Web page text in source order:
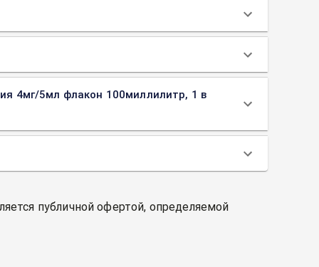
4мг/5мл флакон 100миллилитр, 1 в
публичной офертой, определяемой